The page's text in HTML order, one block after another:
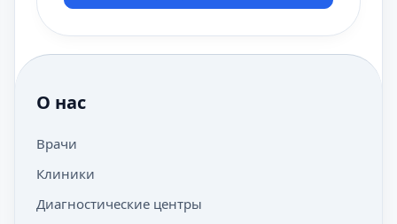
О нас
Врачи
Клиники
Диагностические центры